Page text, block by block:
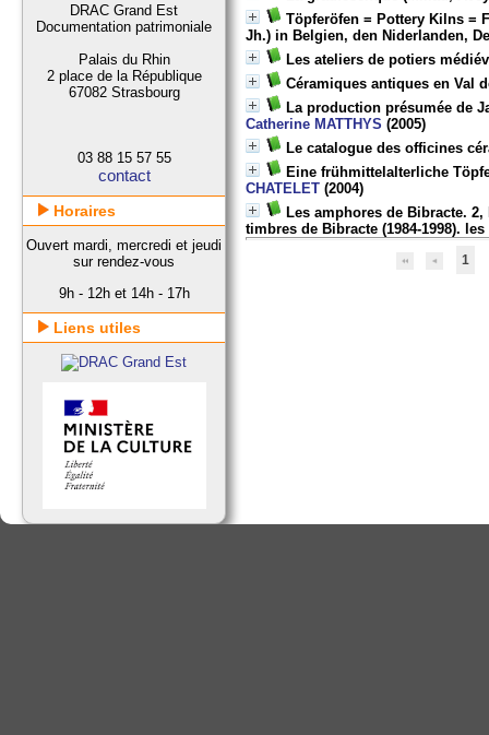
Töpferöfen = Pottery Kilns =
Jh.) in Belgien, den Niderlanden,
Les ateliers de potiers
Céramiques antiques en Val
La production présumée de
Catherine MATTHYS (2005)
Le catalogue des officines
Eine frühmittelalterliche
CHATELET (2004)
Les amphores de Bibracte.
timbres de Bibracte (1984-1998).
1
DRAC Grand Est
Documentation patrimoniale
Palais du Rhin
2 place de la République
67082 Strasbourg
03 88 15 57 55
contact
Horaires
Ouvert mardi, mercredi et jeudi
sur rendez-vous
9h - 12h et 14h - 17h
Liens utiles